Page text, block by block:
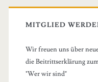
MITGLIED
Wir freuen uns über
die Beitrittserklärung
"Wer wir sind"